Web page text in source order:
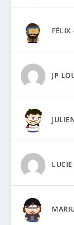
FÉLIX
JP
LUCIE